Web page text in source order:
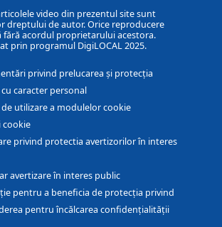
video din prezentul site sunt
dreptului de autor. Orice reproducere
fără acordul proprietarului acestora.
prin programul DigiLOCAL 2025.
privind prelucarea și protecția
caracter personal
de utilizare a modulelor cookie
privind protectia avertizorilor în interes
avertizare în interes public
pentru a beneficia de protecția privind
pentru încălcarea confidențialității